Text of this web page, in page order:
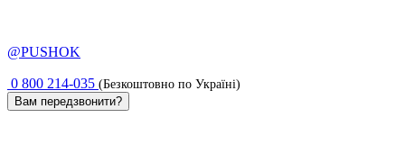
@PUSHOK
0 800 214-035 (Безкоштовно по Україні)
Вам передзвонити?